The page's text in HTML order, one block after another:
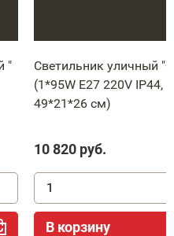
"
Светильник уличный
(1*95W Е27 220V IP44,
49*21*26 см)
10 820 руб.
В корзину